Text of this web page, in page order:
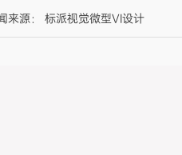
源： 标派视觉微型VI设计